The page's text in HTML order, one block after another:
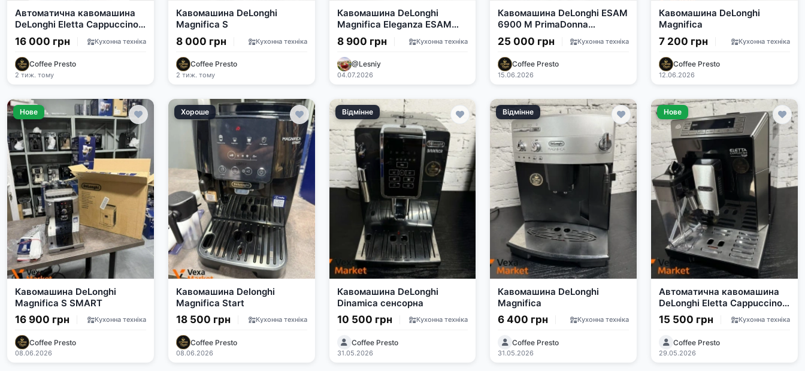
Автоматична кавомашина
DeLonghi Eletta Cappuccino
Top
16 000 грн Кухонна техніка
Coffee Presto
2 тиж. тому
Кавомашина DeLonghi
Magnifica S
8 000 грн Кухонна техніка
Coffee Presto
2 тиж. тому
Кавомашина DeLonghi
Magnifica Eleganza ESAM
3240.O Orange (вживана)
8 900 грн Кухонна техніка
@Lesniy
04.07.2026
Кавомашина DeLonghi ESAM
6900 M PrimaDonna
Exclusive
25 000 грн Кухонна техніка
Coffee Presto
15.06.2026
Кавомашина DeLonghi
Magnifica
7 200 грн Кухонна техніка
Coffee Presto
12.06.2026
Нове
Кавомашина DeLonghi
Magnifica S SMART
16 900 грн Кухонна техніка
Coffee Presto
08.06.2026
Хороше
Кавомашина Delonghi
Magnifica Start
18 500 грн Кухонна техніка
Coffee Presto
08.06.2026
Відмінне
Кавомашина DeLonghi
Dinamica сенсорна
10 500 грн Кухонна техніка
Coffee Presto
31.05.2026
Відмінне
Кавомашина DeLonghi
Magnifica
6 400 грн Кухонна техніка
Coffee Presto
31.05.2026
Нове
Автоматична кавомашина
DeLonghi Eletta Cappuccino
Top
15 500 грн Кухонна техніка
Coffee Presto
29.05.2026